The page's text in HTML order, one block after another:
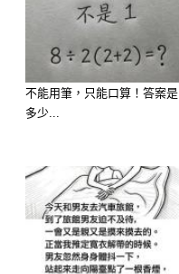
.
不能用筆，只能口算！答案是
多少...